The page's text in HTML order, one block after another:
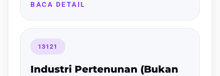
BACA DETAIL
13121
Industri Pertenunan (Bukan